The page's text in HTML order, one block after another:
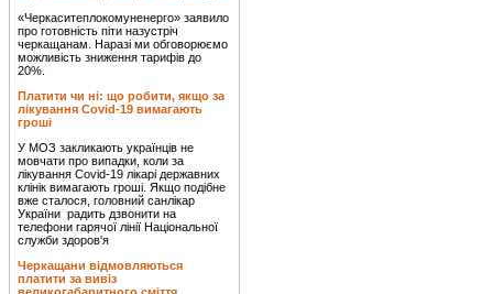
«Черкаситеплокомуненерго» заявило
про готовність піти назустріч
черкащанам. Наразі ми обговорюємо
можливість зниження тарифів до
20%.
Платити чи ні: що робити, якщо за
лікування Covid-19 вимагають
гроші
У МОЗ закликають українців не
мовчати про випадки, коли за
лікування Covid-19 лікарі державних
клінік вимагають гроші. Якщо подібне
вже сталося, головний санлікар
України радить дзвонити на
телефони гарячої лінії Національної
служби здоров'я
Черкащани відмовляються
платити за вивіз